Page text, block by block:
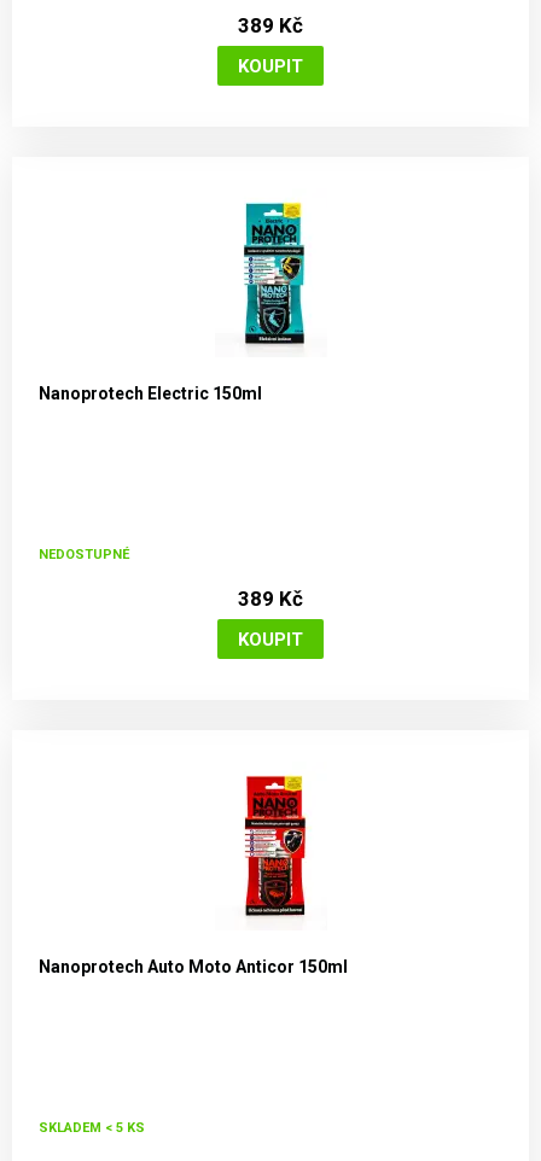
389 Kč
Nanoprotech Electric 150ml
NEDOSTUPNÉ
389 Kč
Nanoprotech Auto Moto Anticor 150ml
SKLADEM < 5 KS